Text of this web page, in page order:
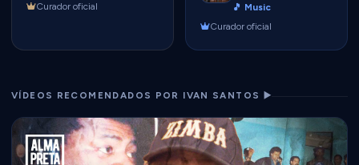
Curador oficial
🎵 Music
Curador oficial
VÍDEOS RECOMENDADOS POR IVAN SANTOS ▶️